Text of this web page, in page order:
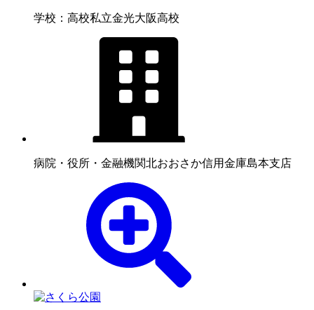
学校：高校私立金光大阪高校
病院・役所・金融機関北おおさか信用金庫島本支店